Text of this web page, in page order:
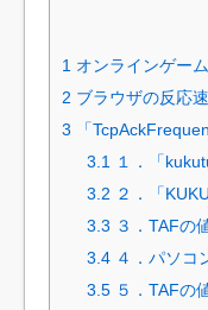
1 オンラインゲー
2 ブラウザの反応
3 「
3.1
１．「
3.2 ２．「
3.3 ３．TAFの
3.4 ４．パソコ
3.5 ５．TAFの